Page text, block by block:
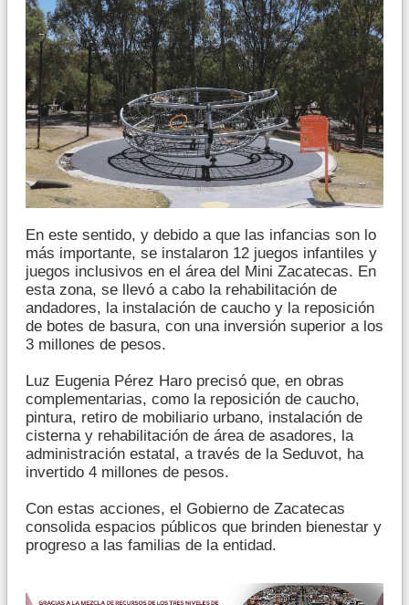
En este sentido, y debido a que las infancias son lo
más importante, se instalaron 12 juegos infantiles y
juegos inclusivos en el área del Mini Zacatecas. En
esta zona, se llevó a cabo la rehabilitación de
andadores, la instalación de caucho y la reposición
de botes de basura, con una inversión superior a los
3 millones de pesos.
Luz Eugenia Pérez Haro precisó que, en obras
complementarias, como la reposición de caucho,
pintura, retiro de mobiliario urbano, instalación de
cisterna y rehabilitación de área de asadores, la
administración estatal, a través de la Seduvot, ha
invertido 4 millones de pesos.
Con estas acciones, el Gobierno de Zacatecas
consolida espacios públicos que brinden bienestar y
progreso a las familias de la entidad.